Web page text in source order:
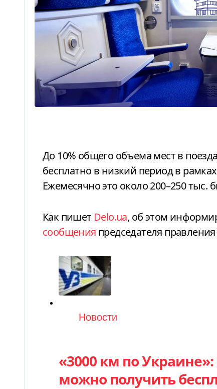
До 10% общего объема мест в поездах «Укрзализныци» будут доступны
бесплатно в низкий период в
Ежемесячно это около 200–250 тыс.
Как пишет Delo.ua, об этом
сообщения председателя
Категория
Новости
«3000 км по
можно получить